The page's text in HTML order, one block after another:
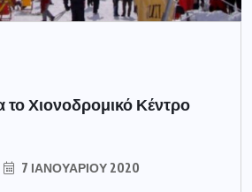
το Χιονοδρομικό Κέντρο
7 ΙΑΝΟΥΑΡΊΟΥ 2020